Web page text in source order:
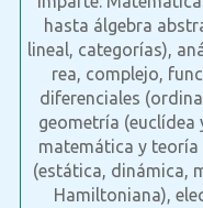
hasta álgebra
lineal, categorías),
rea, complejo,
diferenciales
geometría
matemática y teoría
(estática, dinámica,
Hamiltoniana),